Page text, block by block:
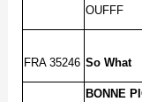
OUFFF
FRA 35246 So What
BONNE